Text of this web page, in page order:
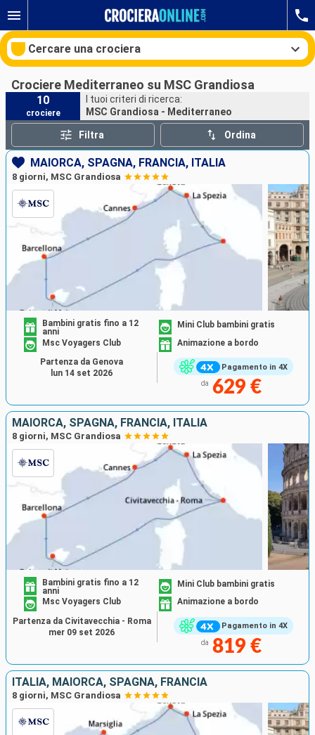
Cercare una crociera
Le nostre destinazioni
Mesi di partenza
Porti Compagnie
Ricerca
Crociere Mediterraneo su MSC Grandiosa
10
crociere
I tuoi criteri di ricerca:
MSC Grandiosa - Mediterraneo
Filtra Ordina
MAIORCA, SPAGNA, FRANCIA, ITALIA
8 giorni, MSC Grandiosa
Pagamento in 4X
Bambini gratis fino a 12
anni
Mini Club bambini gratis
Msc Voyagers Club
Animazione a bordo
da 629 €
Partenza da Genova
lun 14 set 2026
MAIORCA, SPAGNA, FRANCIA, ITALIA
8 giorni, MSC Grandiosa
Pagamento in 4X
Bambini gratis fino a 12
anni
Mini Club bambini gratis
Msc Voyagers Club
Animazione a bordo
da 819 €
Partenza da Civitavecchia - Roma
mer 09 set 2026
ITALIA, MAIORCA, SPAGNA, FRANCIA
8 giorni, MSC Grandiosa